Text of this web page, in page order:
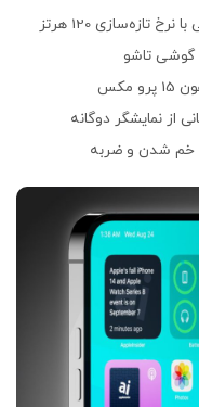
از نمایشگر دوگانه
خم شدن و ضربه